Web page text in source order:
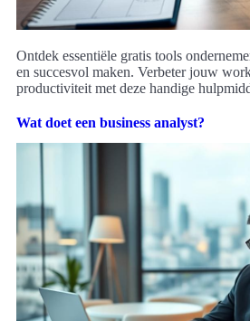
Ontdek essentiële gratis tools
en succesvol maken. Verbeter jouw
productiviteit met deze handige
Wat doet een business analyst?